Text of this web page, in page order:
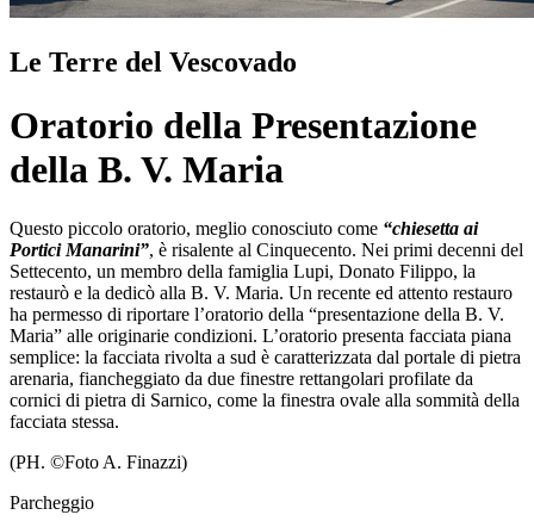
Le Terre del Vescovado
Oratorio della Presentazione
della B. V. Maria
Questo piccolo oratorio, meglio conosciuto come “chiesetta ai
Portici Manarini”, è risalente al Cinquecento. Nei primi decenni del
Settecento, un membro della famiglia Lupi, Donato Filippo, la
restaurò e la dedicò alla B. V. Maria. Un recente ed attento restauro
ha permesso di riportare l’oratorio della “presentazione della B. V.
Maria” alle originarie condizioni. L’oratorio presenta facciata piana
semplice: la facciata rivolta a sud è caratterizzata dal portale di pietra
arenaria, fiancheggiato da due finestre rettangolari profilate da
cornici di pietra di Sarnico, come la finestra ovale alla sommità della
facciata stessa.
(PH. ©Foto A. Finazzi)
Parcheggio